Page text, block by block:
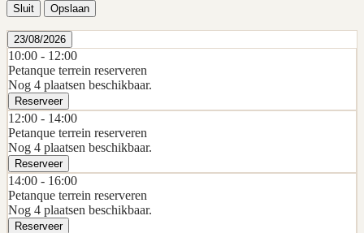
Sluit Opslaan
23/08/2026
10:00 - 12:00
Petanque terrein reserveren
Nog 4 plaatsen beschikbaar.
Reserveer
12:00 - 14:00
Petanque terrein reserveren
Nog 4 plaatsen beschikbaar.
Reserveer
14:00 - 16:00
Petanque terrein reserveren
Nog 4 plaatsen beschikbaar.
Reserveer